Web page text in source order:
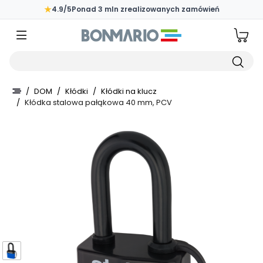
Przejdź do głównej zawartości strony
★4.9/5Ponad 3 mln zrealizowanych zamówień
/ DOM / Kłódki / Kłódki na klucz
/ Kłódka stalowa pałąkowa 40 mm, PCV